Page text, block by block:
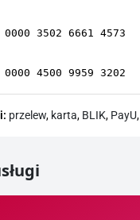
3502 6661 4573
4500 9959 3202
przelew, karta, BLIK, PayU,